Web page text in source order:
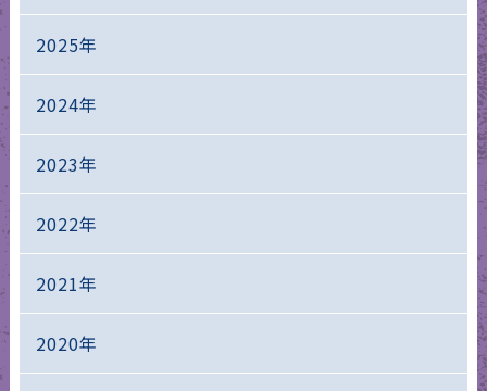
2025年
2024年
2023年
2022年
2021年
2020年